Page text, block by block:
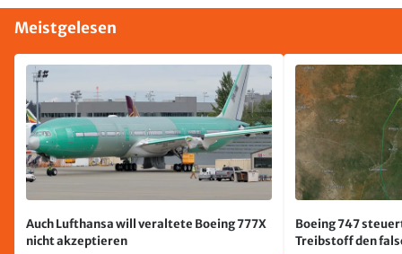
Meistgelesen
Auch Lufthansa will veraltete Boeing 777X
nicht akzeptieren
Boeing 747
Treibstoff den